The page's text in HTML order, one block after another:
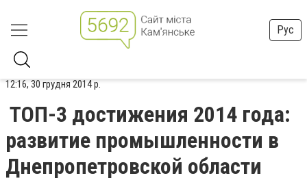
Рус
12:16, 30 грудня 2014 р.
ТОП-3 достижения 2014 года:
развитие промышленности в
Днепропетровской области